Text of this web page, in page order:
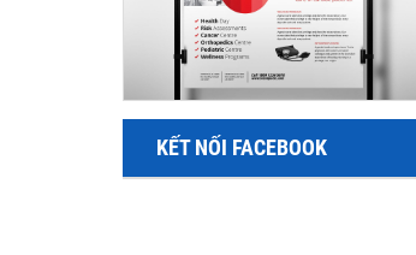
KẾT NỐI FACEBOOK